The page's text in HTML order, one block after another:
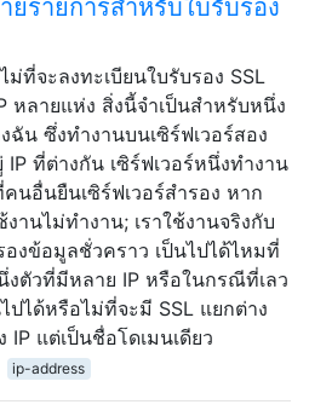
ยรายการสำหรับใบรับรอง
ม่ที่จะลงทะเบียนใบรับรอง SSL
หลายแห่ง สิ่งนี้จำเป็นสำหรับหนึ่ง
ฉัน ซึ่งทำงานบนเซิร์ฟเวอร์สอง
IP ที่ต่างกัน เซิร์ฟเวอร์หนึ่งทำงาน
นอื่นยืนเซิร์ฟเวอร์สำรอง หาก
งานไม่ทำงาน; เราใช้งานจริงกับ
องข้อมูลชั่วคราว เป็นไปได้ไหมที่
งตัวที่มีหลาย IP หรือในกรณีที่เลว
ปได้หรือไม่ที่จะมี SSL แยกต่าง
IP แต่เป็นชื่อโดเมนเดียว
ip-address